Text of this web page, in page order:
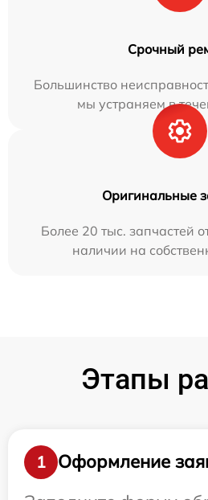
Срочный
Большинство
мы устраняем в
Оригинальные
Более 20 тыс. запчастей
наличии на
Этапы
1
Оформление